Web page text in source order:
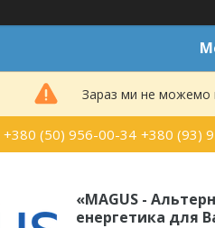
Зараз ми не можемо
+380 (50) 956-00-34 +380 (93)
«MAGUS -
енергетика для